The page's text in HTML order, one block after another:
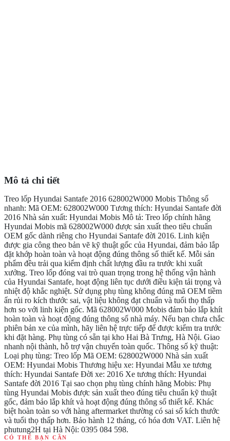
Mô tả chi tiết
Treo lốp Hyundai Santafe 2016 628002W000 Mobis Thông số
nhanh: Mã OEM: 628002W000 Tương thích: Hyundai Santafe đời
2016 Nhà sản xuất: Hyundai Mobis Mô tả: Treo lốp chính hãng
Hyundai Mobis mã 628002W000 được sản xuất theo tiêu chuẩn
OEM gốc dành riêng cho Hyundai Santafe đời 2016. Linh kiện
được gia công theo bản vẽ kỹ thuật gốc của Hyundai, đảm bảo lắp
đặt khớp hoàn toàn và hoạt động đúng thông số thiết kế. Mỗi sản
phẩm đều trải qua kiểm định chất lượng đầu ra trước khi xuất
xưởng. Treo lốp đóng vai trò quan trọng trong hệ thống vận hành
của Hyundai Santafe, hoạt động liên tục dưới điều kiện tải trọng và
nhiệt độ khắc nghiệt. Sử dụng phụ tùng không đúng mã OEM tiềm
ẩn rủi ro kích thước sai, vật liệu không đạt chuẩn và tuổi thọ thấp
hơn so với linh kiện gốc. Mã 628002W000 Mobis đảm bảo lắp khít
hoàn toàn và hoạt động đúng thông số nhà máy. Nếu bạn chưa chắc
phiên bản xe của mình, hãy liên hệ trực tiếp để được kiểm tra trước
khi đặt hàng. Phụ tùng có sẵn tại kho Hai Bà Trưng, Hà Nội. Giao
nhanh nội thành, hỗ trợ vận chuyển toàn quốc. Thông số kỹ thuật:
Loại phụ tùng: Treo lốp Mã OEM: 628002W000 Nhà sản xuất
OEM: Hyundai Mobis Thương hiệu xe: Hyundai Mẫu xe tương
thích: Hyundai Santafe Đời xe: 2016 Xe tương thích: Hyundai
Santafe đời 2016 Tại sao chọn phụ tùng chính hãng Mobis: Phụ
tùng Hyundai Mobis được sản xuất theo đúng tiêu chuẩn kỹ thuật
gốc, đảm bảo lắp khít và hoạt động đúng thông số thiết kế. Khác
biệt hoàn toàn so với hàng aftermarket thường có sai số kích thước
và tuổi thọ thấp hơn. Bảo hành 12 tháng, có hóa đơn VAT. Liên hệ
phutung2H tại Hà Nội: 0395 084 598.
CÓ THỂ BẠN CẦN